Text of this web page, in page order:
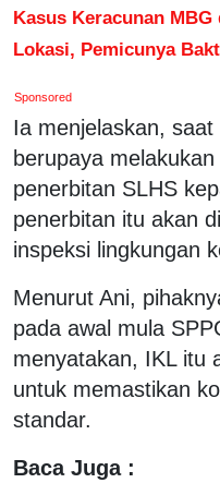
Kasus Keracunan
Lokasi, Pemicunya
Sponsored
Ia menjelaskan,
berupaya
penerbitan SLHS
penerbitan itu akan
inspeksi lingkungan
Menurut Ani,
pada awal mula
menyatakan, IKL itu
untuk memastikan
standar.
Baca Juga :